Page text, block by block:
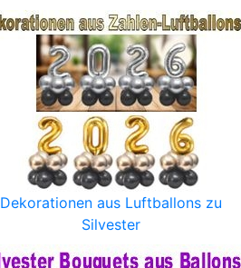
Dekorationen aus Luftballons zu
Silvester